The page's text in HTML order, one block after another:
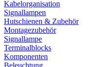
Kabelorganisation
Signallampen
Hutschienen & Zubehör
Montagezubehör
Signallampe
Terminalblocks
Komponenten
Beleuchtung